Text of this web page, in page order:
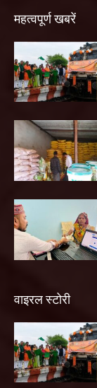
महत्वपूर्ण खबरें
वाइरल स्टोरी